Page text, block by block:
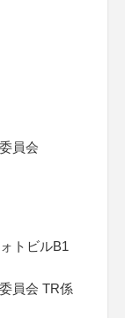
員会
トビルB1
員会 TR係